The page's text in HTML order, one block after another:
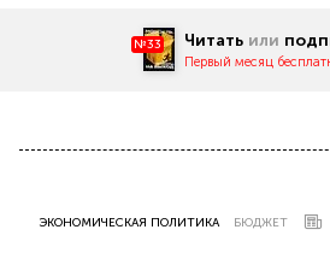
№33 Читать или
Первый месяц
ЭКОНОМИЧЕСКАЯ ПОЛИТИКА БЮДЖЕТ